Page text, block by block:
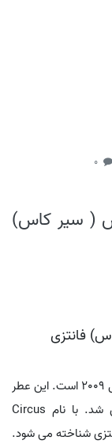
0
( سیر کاس)
فانتزی
بریتنی اسپیرز سیرکس ( سیر کاس) فانتزی محصول 2009 است. این عطر
وارد بازار عطر و ادکلن شد. با نام Circus